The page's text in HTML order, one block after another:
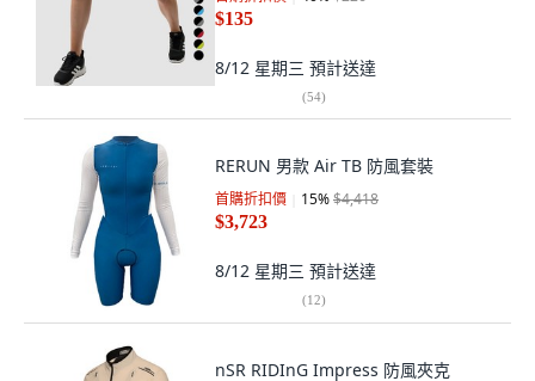
$135
8/12 星期三 預計送達
(54)
RERUN 男款 Air TB 防風套裝
首購折扣價 15%$4,418
$3,723
8/12 星期三 預計送達
(12)
nSR RIDInG Impress 防風夾克